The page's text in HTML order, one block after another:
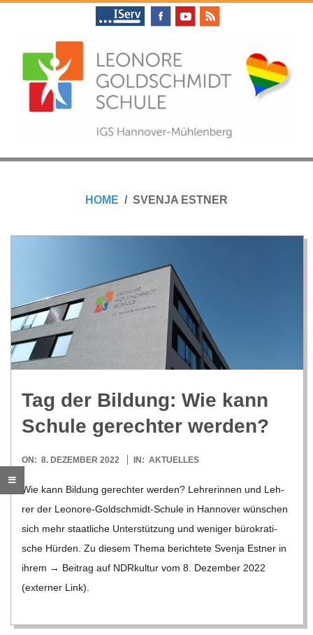
L
O
O
R
E
G
O
L
D
S
HOME SVENJA ESTNER
Tag der Bil­dung: Wie kann
Schule gerech­ter werden?
2022-
08
ON: 8. DEZEMBER 2022 IN: AKTUELLES
Wie kann Bil­dung gerech­ter wer­den? Leh­re­rin­nen und Leh­
rer der Leo­­nore-Gol­d­­schmidt-Schule in Han­no­ver wün­schen
sich mehr staat­li­che Unter­stüt­zung und weni­ger büro­kra­ti­
sche Hür­den. Zu die­sem Thema berich­tete Svenja Est­ner in
ihrem → Bei­trag auf NDRkul­tur vom 8. Dezem­ber 2022
(exter­ner Link).